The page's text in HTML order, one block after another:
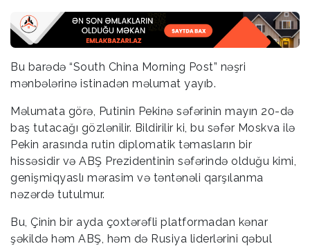
Bu barədə “South China Morning Post” nəşri
mənbələrinə istinadən məlumat yayıb.
Məlumata görə, Putinin Pekinə səfərinin mayın 20-də
baş tutacağı gözlənilir. Bildirilir ki, bu səfər Moskva ilə
Pekin arasında rutin diplomatik təmasların bir
hissəsidir və ABŞ Prezidentinin səfərində olduğu kimi,
genişmiqyaslı mərasim və təntənəli qarşılanma
nəzərdə tutulmur.
Bu, Çinin bir ayda çoxtərəfli platformadan kənar
şəkildə həm ABŞ, həm də Rusiya liderlərini qəbul